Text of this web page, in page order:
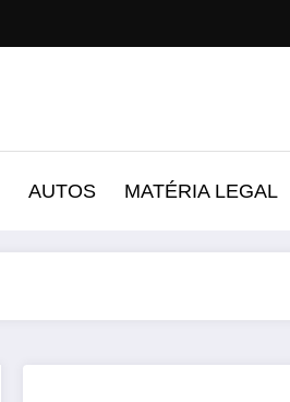
AUTOS MATÉRIA LEGAL